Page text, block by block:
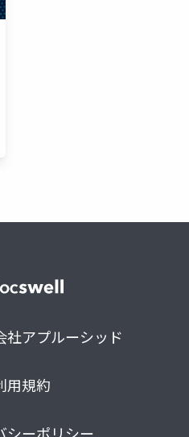
社アプルーシッド
用規約
シーポリシー